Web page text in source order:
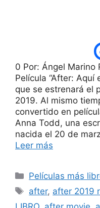
0 Por: Ángel Marino
Película “After: Aquí
que se estrenará el
2019. Al mismo
convertido en
Anna Todd, una
nacida el 20 de
Leer más
Categorías
Películas más
Etiquetas
after, after 2019